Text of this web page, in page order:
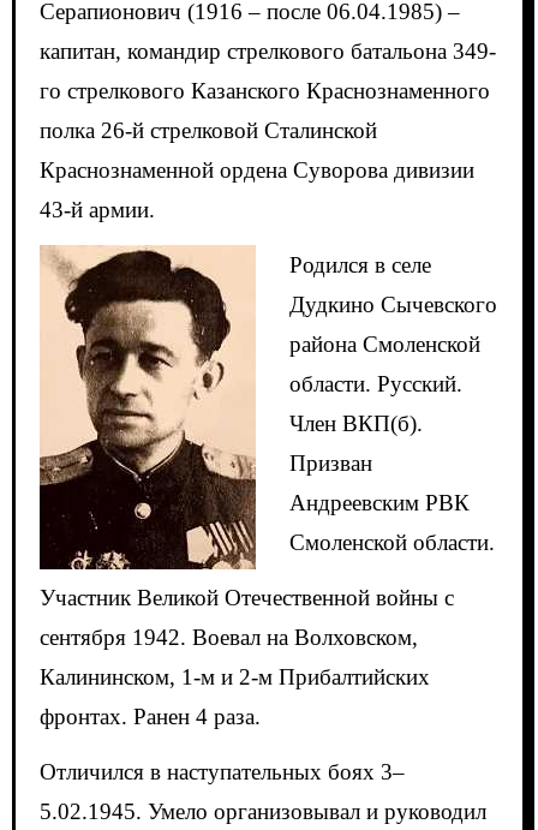
Серапионович (1916 – после 06.04.1985) –
капитан, командир стрелкового батальона 349-
го стрелкового Казанского Краснознаменного
полка 26-й стрелковой Сталинской
Краснознаменной ордена Суворова дивизии
43-й армии.
Родился в селе
Дудкино Сычевского
района Смоленской
области. Русский.
Член ВКП(б).
Призван
Андреевским РВК
Смоленской области.
Участник Великой Отечественной войны с
сентября 1942. Воевал на Волховском,
Калининском, 1-м и 2-м Прибалтийских
фронтах. Ранен 4 раза.
Отличился в наступательных боях 3–
5.02.1945. Умело организовывал и руководил